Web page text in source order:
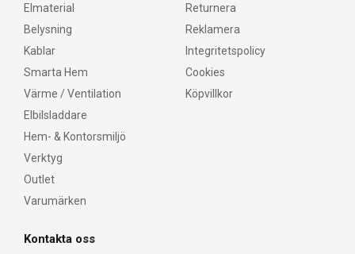
Elmaterial
Belysning
Kablar
Smarta Hem
Värme / Ventilation
Elbilsladdare
Hem- & Kontorsmiljö
Verktyg
Outlet
Varumärken
Returnera
Reklamera
Integritetspolicy
Cookies
Köpvillkor
Kontakta oss